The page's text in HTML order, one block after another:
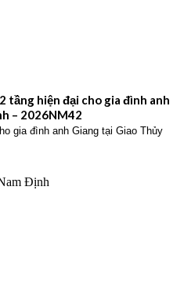
tầng hiện đại cho gia đình anh
– 2026NM42
gia đình anh Giang tại Giao Thủy